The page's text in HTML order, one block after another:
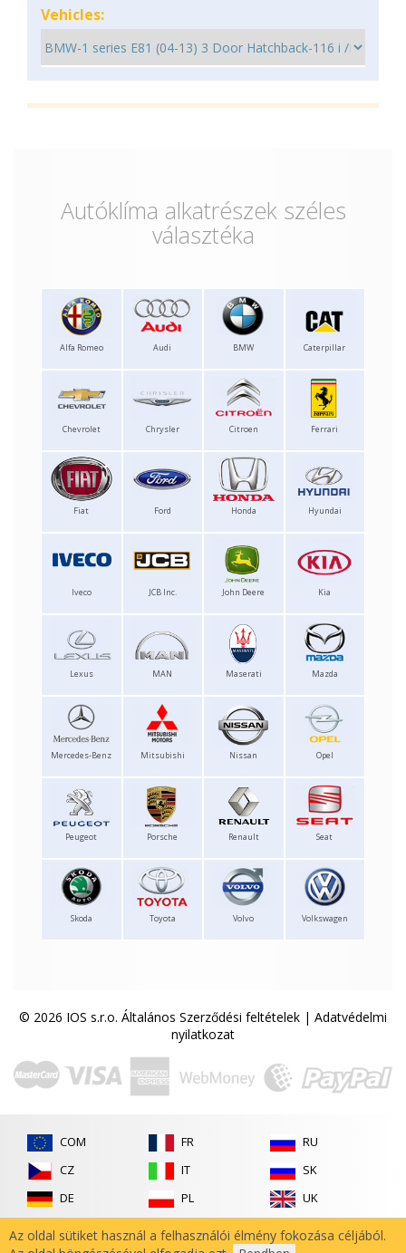
Vehicles:
Autóklíma alkatrészek széles
választéka
Alfa Romeo Audi BMW Caterpillar
Chevrolet Chrysler Citroen Ferrari
Fiat Ford Honda Hyundai
Iveco JCB Inc. John Deere Kia
Lexus MAN Maserati Mazda
Mercedes-Benz Mitsubishi Nissan Opel
Peugeot Porsche Renault Seat
Skoda Toyota Volvo Volkswagen
© 2026 IOS s.r.o. Általános Szerződési feltételek | Adatvédelmi
nyilatkozat
COM
CZ
DE
FR
IT
PL
RU
SK
UK
Az oldal sütiket használ a felhasználói élmény fokozása céljából.